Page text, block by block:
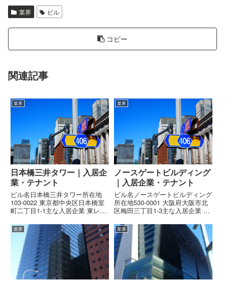
業界 ビル
コピー
関連記事
業界
日本橋三井タワー｜入居企
業・テナント
ビル名日本橋三井タワー所在地
103-0022 東京都中央区日本橋室
町二丁目1-1主な入居企業 東レ株
さ194.69m階数地上39階、地下4
階、塔屋1階着工2002年5月竣工
2005年7月設計日本設計、シーザ
ー・...
業界
ノースゲートビルディング
｜入居企業・テナント
ビル名ノースゲートビルディング
所在地530-0001 大阪府大阪市北
区梅田三丁目1-3主な入居企業 伊
はこちら高さ144m階数地上29
階、地下3階、塔屋2階着工2006
年9月竣工2011年3月設計日建設
計施工大...
業界 業界